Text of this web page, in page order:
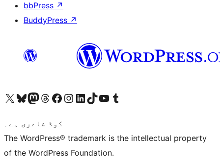
bbPress ↗
BuddyPress ↗
Visit our X (formerly Twitter) account
ہمارے بلیواسکائی اکاؤنٹ پر جائیں
Visit our Mastodon account
ہمارے ٹھریڈز اکاؤنٹ پر جائیں
Visit our Facebook page
Visit our Instagram account
Visit our LinkedIn account
ہمارے ٹک ٹاک اکاؤنٹ پر جائیں
Visit our YouTube channel
ہمارے ٹمبلر اکاؤنٹ پر جائیں
کوڈ شاعری ہے۔
The WordPress® trademark is the intellectual property
of the WordPress Foundation.